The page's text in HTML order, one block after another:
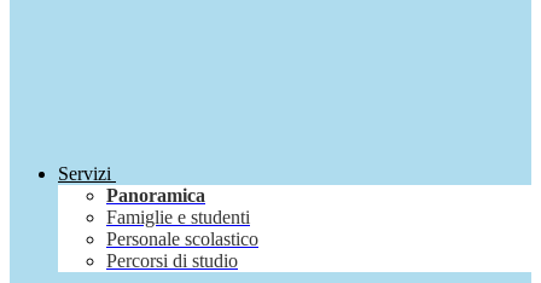
Servizi
Panoramica
Famiglie e studenti
Personale scolastico
Percorsi di studio